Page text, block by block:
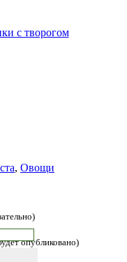
с творогом
, Овощи
опубликовано)